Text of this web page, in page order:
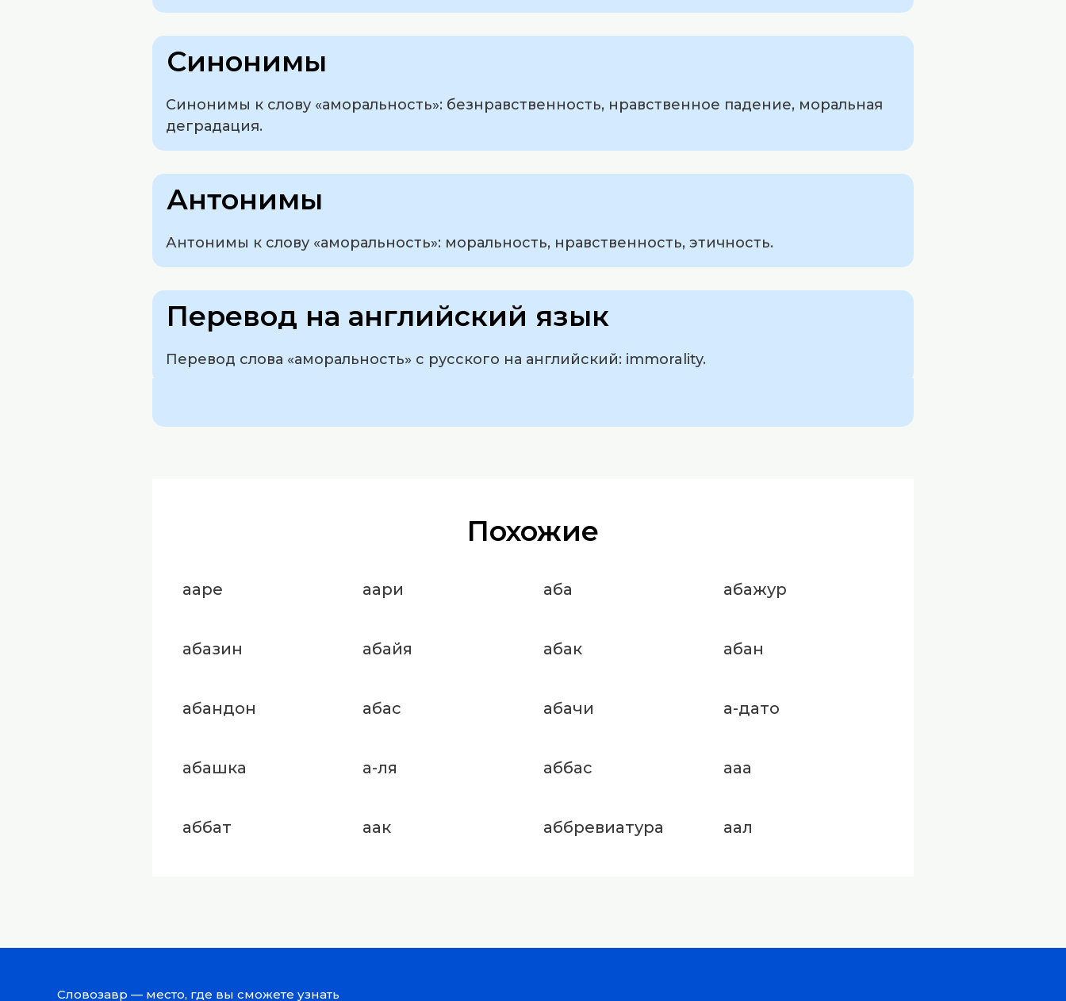
Синонимы
Синонимы к слову «аморальность»: безнравственность, нравственное падение, моральная
деградация.
Антонимы
Антонимы к слову «аморальность»: моральность, нравственность, этичность.
Перевод на английский язык
Перевод слова «аморальность» с русского на английский: immorality.
Похожие
ааре аари аба абажур
абазин абайя абак абан
абандон абас абачи а-дато
абашка а-ля аббас ааа
аббат аак аббревиатура аал
Словозавр — место, где вы сможете узнать